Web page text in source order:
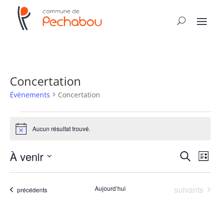
Concertation
Évènements Concertation
Évènements
Notice Aucun résultat trouvé.
et
de
Recherche
de
Liste
À venir
date.Évènements
précédents Aujourd’hui Évènements
suivants